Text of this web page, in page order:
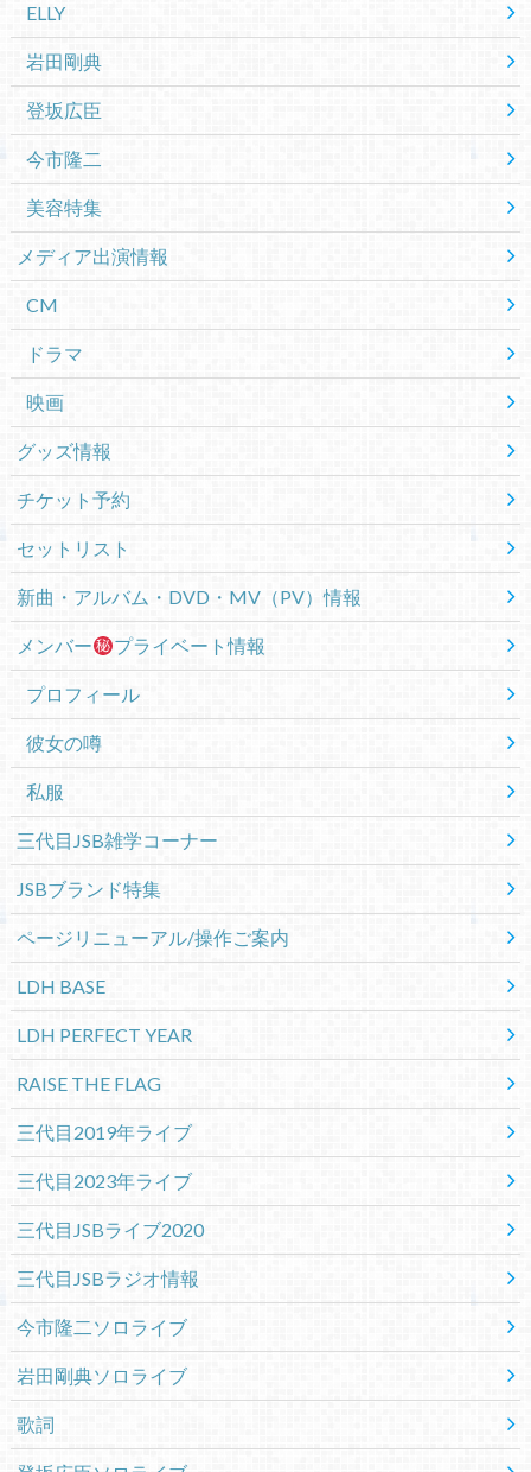
ELLY
岩田剛典
登坂広臣
今市隆二
美容特集
メディア出演情報
CM
ドラマ
映画
グッズ情報
チケット予約
セットリスト
新曲・アルバム・DVD・MV（PV）情報
メンバー プライベート情報
プロフィール
彼女の噂
私服
三代目JSB雑学コーナー
JSBブランド特集
ページリニューアル/操作ご案内
LDH BASE
LDH PERFECT YEAR
RAISE THE FLAG
三代目2019年ライブ
三代目2023年ライブ
三代目JSBライブ2020
三代目JSBラジオ情報
今市隆二ソロライブ
岩田剛典ソロライブ
歌詞